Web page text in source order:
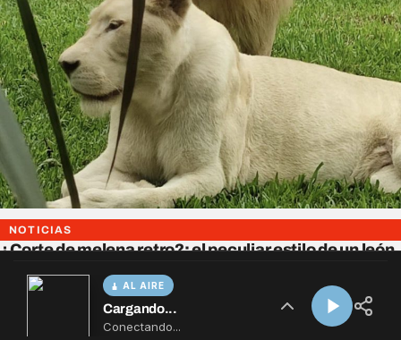
AL AIRE
Cargando...
Conectando...